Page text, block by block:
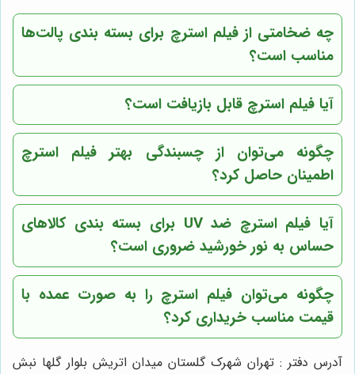
چه ضخامتی از فیلم استرچ برای بسته بندی پالت‌ها
مناسب است؟
آیا فیلم استرچ قابل بازیافت است؟
چگونه می‌توان از چسبندگی بهتر فیلم استرچ
اطمینان حاصل کرد؟
آیا فیلم استرچ ضد UV برای بسته بندی کالاهای
حساس به نور خورشید ضروری است؟
چگونه می‌توان فیلم استرچ را به صورت عمده با
قیمت مناسب خریداری کرد؟
آدرس دفتر : تهران شهرک گلستان میدان اتریش بلوار گلها نبش